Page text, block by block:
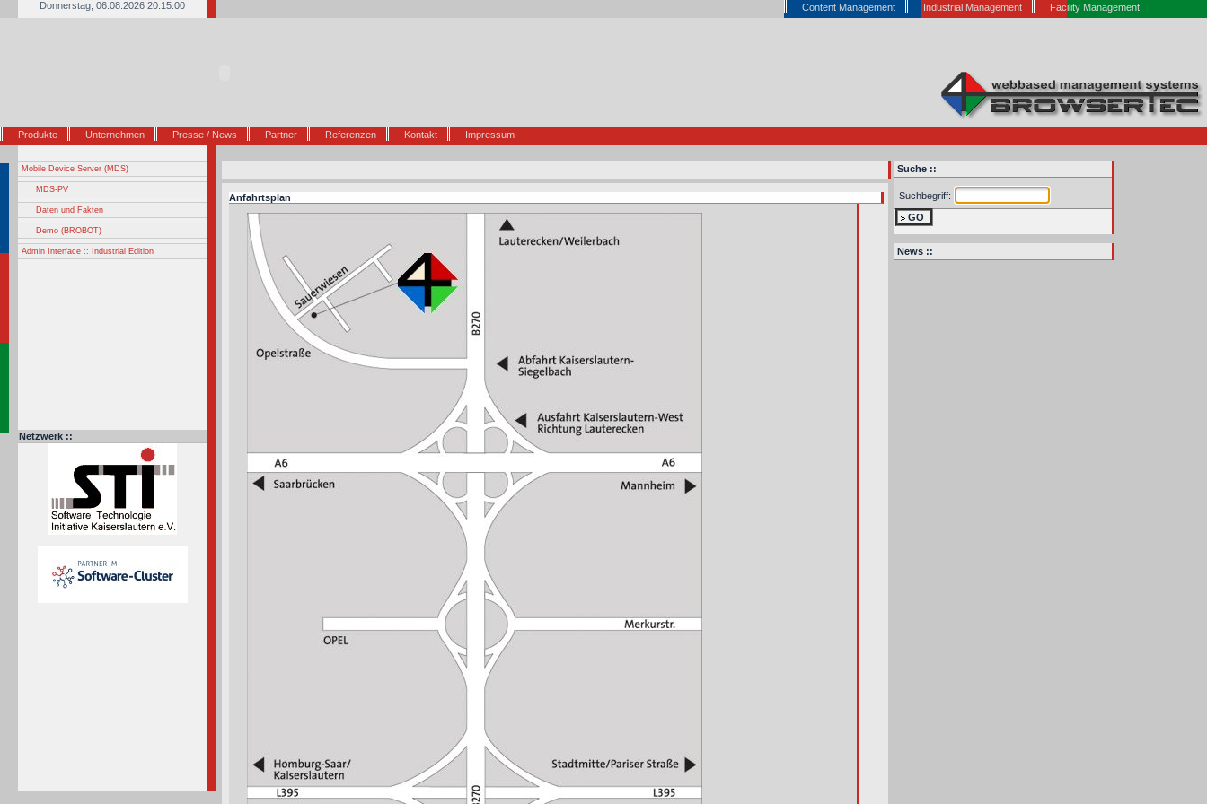
Donnerstag, 06.08.2026 20:15:00 Content Management Industrial Management Facility Management
Produkte Unternehmen Presse / News Partner Referenzen Kontakt Impressum
Mobile Device Server (MDS)
MDS-PV
Daten und Fakten
Demo (BROBOT)
Admin Interface :: Industrial Edition
Netzwerk ::
Anfahrtsplan
Suche ::
Suchbegriff:
GO
News ::